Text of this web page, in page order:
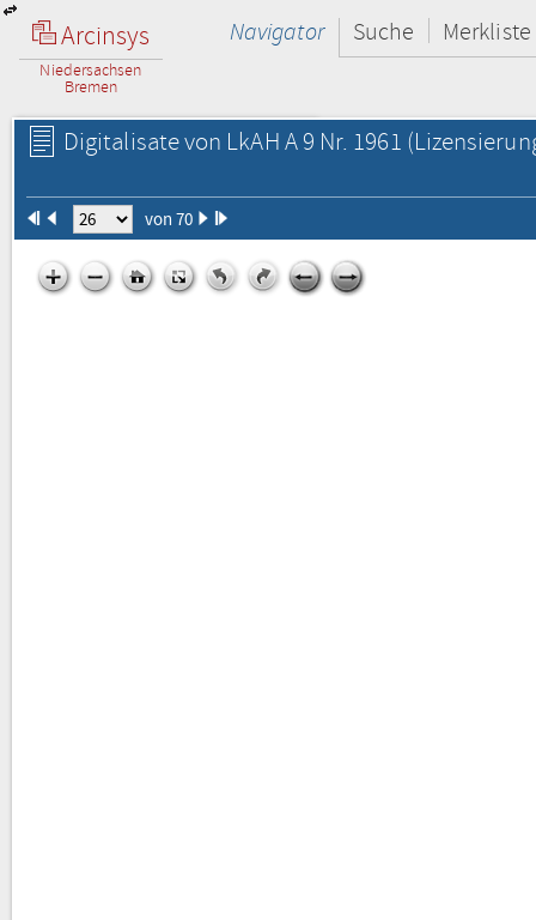
Arcinsys
Niedersachsen
Bremen
Navigator Suche Merkliste
Digitalisate von LkAH A 9 Nr. 1961
von 70